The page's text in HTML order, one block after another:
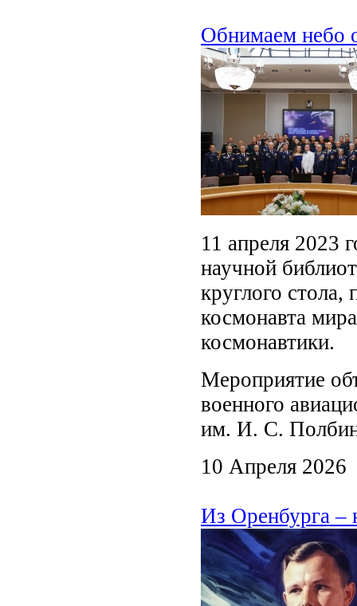
Обнимаем небо
11 апреля 2023
научной
круглого
космонавта
космонавтики.
Мероприятие
военного
им. И. С.
10 Апреля 2026
Из Оренбурга –